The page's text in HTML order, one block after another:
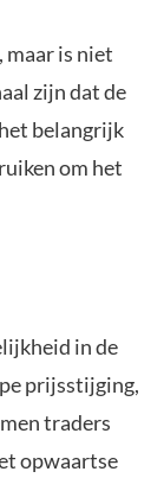
is niet
zijn dat de
belangrijk
om het
in de
prijsstijging,
traders
opwaartse